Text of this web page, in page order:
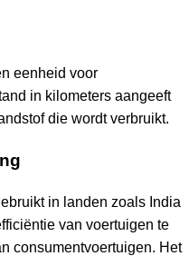
eenheid voor
in kilometers aangeeft
die wordt verbruikt.
in landen zoals India
van voertuigen te
consumentvoertuigen. Het